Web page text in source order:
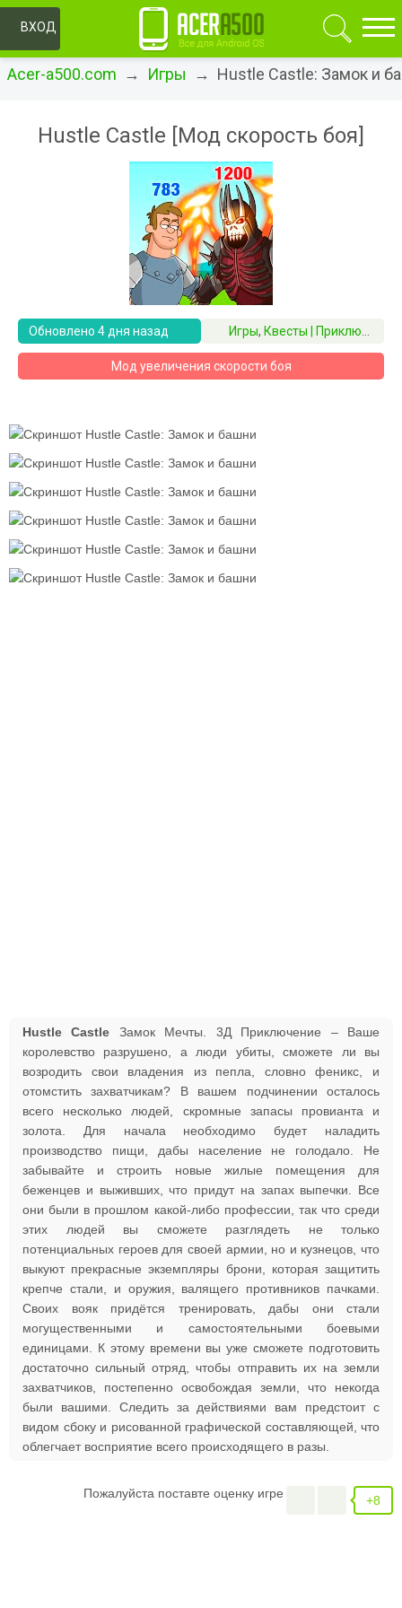
ВХОД
Acer-a500.com → Игры → Hustle Castle: Замок и
Hustle Castle [Мод скорость боя]
Обновлено 4 дня назад Игры, Квесты | Приключения | RPG
Мод увеличения скорости боя
Hustle Castle Замок Мечты. 3Д Приключение – Ваше
королевство разрушено, а люди убиты, сможете ли вы
возродить свои владения из пепла, словно феникс, и
отомстить захватчикам? В вашем подчинении осталось
всего несколько людей, скромные запасы провианта и
золота. Для начала необходимо будет наладить
производство пищи, дабы население не голодало. Не
забывайте и строить новые жилые помещения для
беженцев и выживших, что придут на запах выпечки. Все
они были в прошлом какой-либо профессии, так что среди
этих людей вы сможете разглядеть не только
потенциальных героев для своей армии, но и кузнецов, что
выкуют прекрасные экземпляры брони, которая защитить
крепче стали, и оружия, валящего противников пачками.
Своих вояк придётся тренировать, дабы они стали
могущественными и самостоятельными боевыми
единицами. К этому времени вы уже сможете подготовить
достаточно сильный отряд, чтобы отправить их на земли
захватчиков, постепенно освобождая земли, что некогда
были вашими. Следить за действиями вам предстоит с
видом сбоку и рисованной графической составляющей, что
облегчает восприятие всего происходящего в разы.
Пожалуйста поставте оценку игре +8